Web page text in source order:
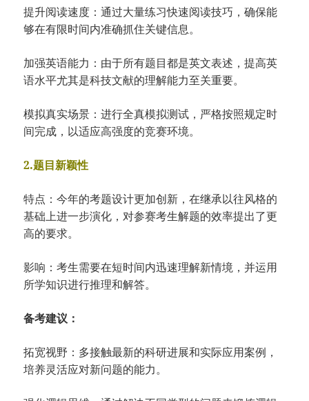
提升阅读速度：通过大量练习快速阅读技巧，确保能
够在有限时间内准确抓住关键信息。
加强英语能力：由于所有题目都是英文表述，提高英
语水平尤其是科技文献的理解能力至关重要。
模拟真实场景：进行全真模拟测试，严格按照规定时
间完成，以适应高强度的竞赛环境。
2.题目新颖性
特点：今年的考题设计更加创新，在继承以往风格的
基础上进一步演化，对参赛考生解题的效率提出了更
高的要求。
影响：考生需要在短时间内迅速理解新情境，并运用
所学知识进行推理和解答。
备考建议：
拓宽视野：多接触最新的科研进展和实际应用案例，
培养灵活应对新问题的能力。